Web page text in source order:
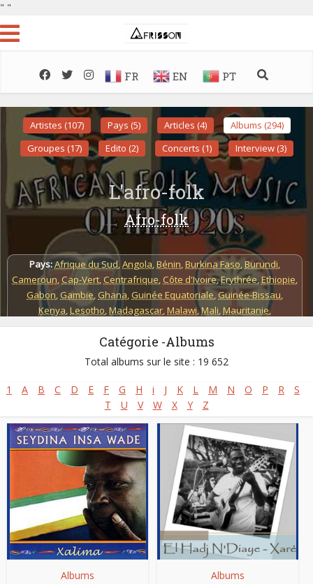
" "
FR EN PT
Artistes (107) Pays (5) Articles (4)
Albums (294)
Groupes (17)
Edito (2) Concerts (1) Interview (3)
L'afro-folk
Afro-folk
Pays:Afrique du Sud,Angola,Bénin,Burkina Faso,Burundi,
Cameroun,Cap-Vert,Centrafrique, Côte d'Ivoire,Erythrée,Ethiopie,
Gabon,Gambie,Ghana,Guinée Equatoriale,Guinée-Bissau,
Kenya,Lesotho,Madagascar,Malawi,Mali,Mauritanie,
Tanzanie - Zanzibar, Zambie, Zimbabwe
Catégorie -Albums
Total albums sur le site : 19 652
1 A B C D E F G H i J K L M N O P R
S
T
U V W X Y Z
Albums Albums